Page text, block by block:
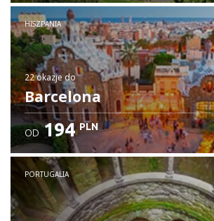
HISZPANIA
22 okazjedo
Barcelona
OD 194 PLN
PORTUGALIA